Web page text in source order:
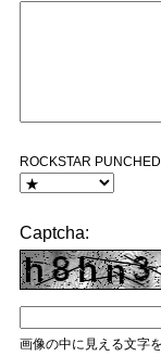
ROCKSTAR
Captcha:
画像の中に見える文字